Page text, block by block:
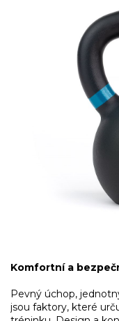
Komfortní a
Pevný úchop,
jsou faktory, které